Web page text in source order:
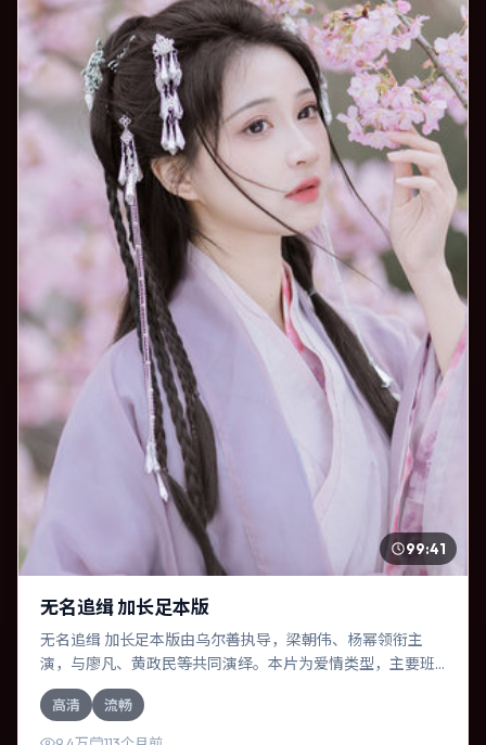
99:41
无名追缉 加长足本版
无名追缉 加长足本版由乌尔善执导，梁朝伟、杨幂领衔主
演，与廖凡、黄政民等共同演绎。本片为爱情类型，主要班
底与取景来自印度。人工智能介入司法审判，人性边界遭遇
拷问。影片整体气质浓烈，节奏紧凑，人物动机清晰，适合
喜欢强情节与细腻表演的观众。
高清 流畅